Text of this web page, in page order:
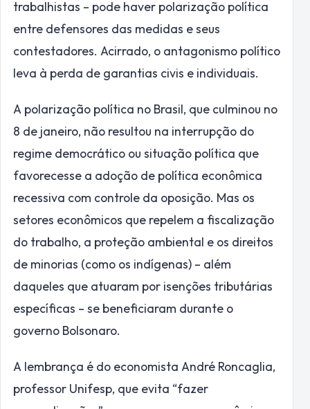
trabalhistas – pode haver polarização política
entre defensores das medidas e seus
contestadores. Acirrado, o antagonismo político
leva à perda de garantias civis e individuais.
A polarização política no Brasil, que culminou no
8 de janeiro, não resultou na interrupção do
regime democrático ou situação política que
favorecesse a adoção de política econômica
recessiva com controle da oposição. Mas os
setores econômicos que repelem a fiscalização
do trabalho, a proteção ambiental e os direitos
de minorias (como os indígenas) – além
daqueles que atuaram por isenções tributárias
específicas – se beneficiaram durante o
governo Bolsonaro.
A lembrança é do economista André Roncaglia,
professor Unifesp, que evita “fazer